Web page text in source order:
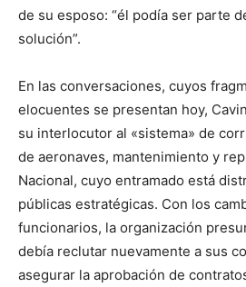
de su esposo: “él podía ser parte
solución”.
En las conversaciones, cuyos
elocuentes se presentan hoy,
su interlocutor al «sistema» de
de aeronaves, mantenimiento y
Nacional, cuyo entramado está
públicas estratégicas. Con los
funcionarios, la organización
debía reclutar nuevamente a sus
asegurar la aprobación de